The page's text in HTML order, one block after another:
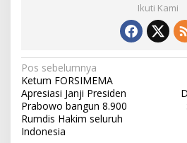
Ikuti Kami
N
a
v
i
Pos sebelumnya
Ketum FORSIMEMA
Apresiasi Janji Presiden
Prabowo bangun 8.900
Rumdis Hakim seluruh
Indonesia